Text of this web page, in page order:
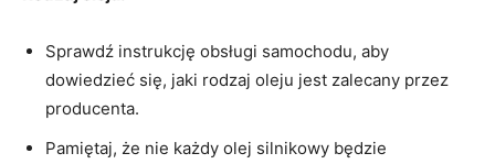
Sprawdź instrukcję obsługi samochodu, aby
dowiedzieć się, jaki rodzaj ⁢oleju jest zalecany przez
producenta.
Pamiętaj, że nie każdy olej silnikowy będzie